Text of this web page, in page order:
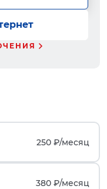
250 ₽/месяц
380 ₽/месяц